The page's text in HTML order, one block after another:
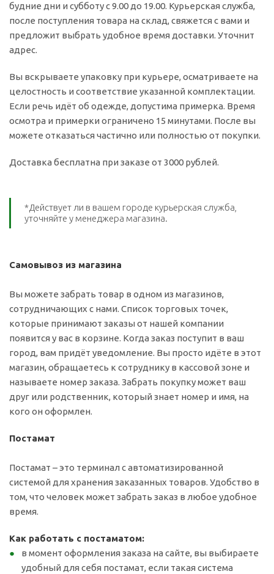
будние дни и субботу с 9.00 до 19.00. Курьерская служба,
после поступления товара на склад, свяжется с вами и
предложит выбрать удобное время доставки. Уточнит
адрес.
Вы вскрываете упаковку при курьере, осматриваете на
целостность и соответствие указанной комплектации.
Если речь идёт об одежде, допустима примерка. Время
осмотра и примерки ограничено 15 минутами. После вы
можете отказаться частично или полностью от покупки.
Доставка бесплатна при заказе от 3000 рублей.
*Действует ли в вашем городе курьерская служба,
уточняйте у менеджера магазина.
Самовывоз из магазина
Вы можете забрать товар в одном из магазинов,
сотрудничающих с нами. Список торговых точек,
которые принимают заказы от нашей компании
появится у вас в корзине. Когда заказ поступит в ваш
город, вам придёт уведомление. Вы просто идёте в этот
магазин, обращаетесь к сотруднику в кассовой зоне и
называете номер заказа. Забрать покупку может ваш
друг или родственник, который знает номер и имя, на
кого он оформлен.
Постамат
Постамат – это терминал с автоматизированной
системой для хранения заказанных товаров. Удобство в
том, что человек может забрать заказ в любое удобное
время.
Как работать с постаматом:
в момент оформления заказа на сайте, вы выбираете
удобный для себя постамат, если такая система